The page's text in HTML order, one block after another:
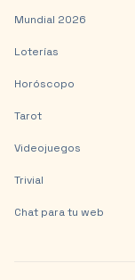
Mundial 2026
Loterías
Horóscopo
Tarot
Videojuegos
Trivial
Chat para tu web